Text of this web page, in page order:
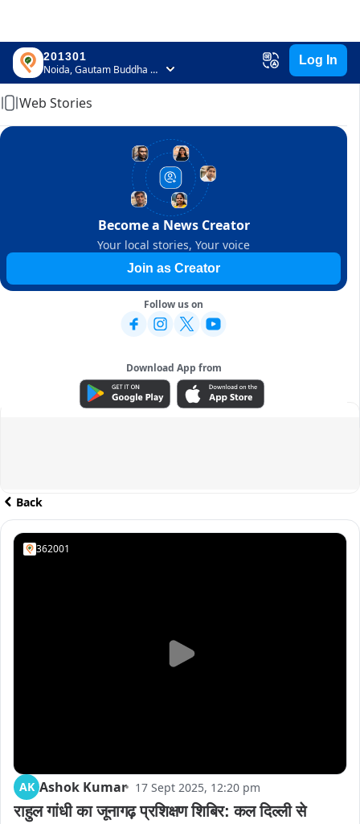
201301
Noida, Gautam Buddha Nagar, Uttar Pradesh
Log In
Home
Web Stories
Become a News Creator
Your local stories, Your voice
Join as Creator
Follow us on
Download App from
ADVERTISEMENT
Back
362001
AK Ashok Kumar 17 Sept 2025, 12:20 pm
राहुल गांधी का जूनागढ़ प्रशिक्षण शिबिर: कल दिल्ली से